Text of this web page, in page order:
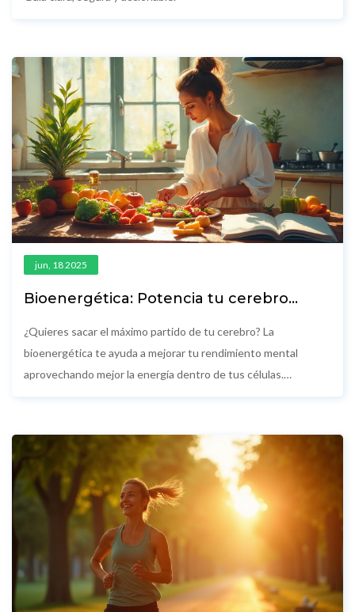
jun, 18 2025
Bioenergética: Potencia tu cerebro
¿Quieres sacar el máximo partido de tu cerebro? La
bioenergética te ayuda a mejorar tu rendimiento mental
aprovechando mejor la energía dentro de tus células.
mental. Aprende trucos sencillos para alimentar tus neuronas
y entérate de cómo el estilo de vida impacta en tu agudeza
mental. Un recorrido rápido, práctico y sin complicaciones para
sentir tu mente más despierta.